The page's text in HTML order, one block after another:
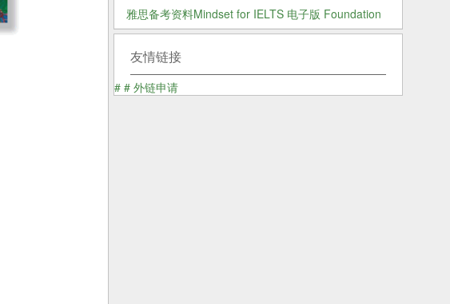
雅思备考资料Mindset for IELTS 电子版 Foundation
友情链接
# # 外链申请